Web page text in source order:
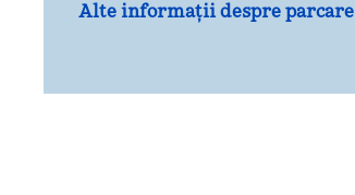
Alte informații despre parcare